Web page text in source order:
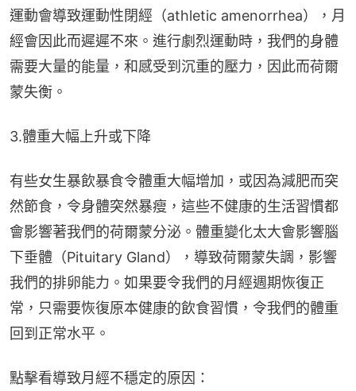
運動會導致運動性閉經（athletic amenorrhea），月
經會因此而遲遲不來。進行劇烈運動時，我們的身體
需要大量的能量，和感受到沉重的壓力，因此而荷爾
蒙失衡。
3.體重大幅上升或下降
有些女生暴飲暴食令體重大幅增加，或因為減肥而突
然節食，令身體突然暴瘦，這些不健康的生活習慣都
會影響著我們的荷爾蒙分泌。體重變化太大會影響腦
下垂體（Pituitary Gland），導致荷爾蒙失調，影響
我們的排卵能力。如果要令我們的月經週期恢復正
常，只需要恢復原本健康的飲食習慣，令我們的體重
回到正常水平。
點擊看導致月經不穩定的原因：